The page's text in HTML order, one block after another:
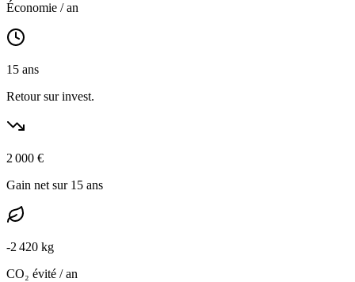
Économie / an
15 ans
Retour sur invest.
2 000 €
Gain net sur 15 ans
-2 420 kg
CO₂ évité / an